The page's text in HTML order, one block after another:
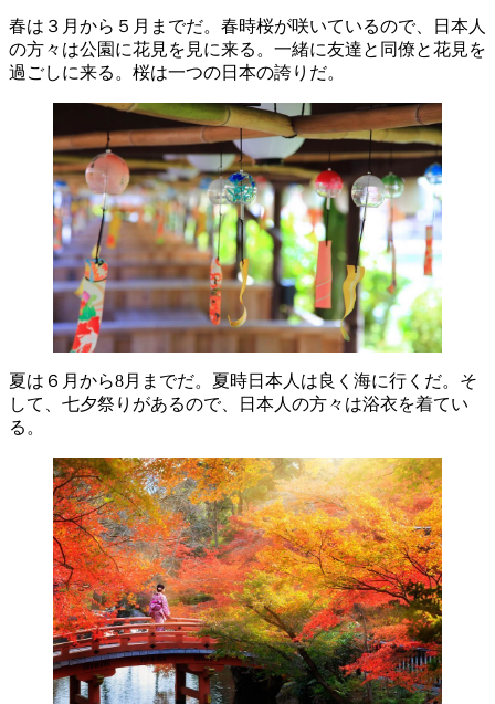
春は３月から５月までだ。春時桜が咲いているので、日本人
の方々は公園に花見を見に来る。一緒に友達と同僚と花見を
過ごしに来る。桜は一つの日本の誇りだ。
夏は６月から8月までだ。夏時日本人は良く海に行くだ。そ
して、七夕祭りがあるので、日本人の方々は浴衣を着てい
る。